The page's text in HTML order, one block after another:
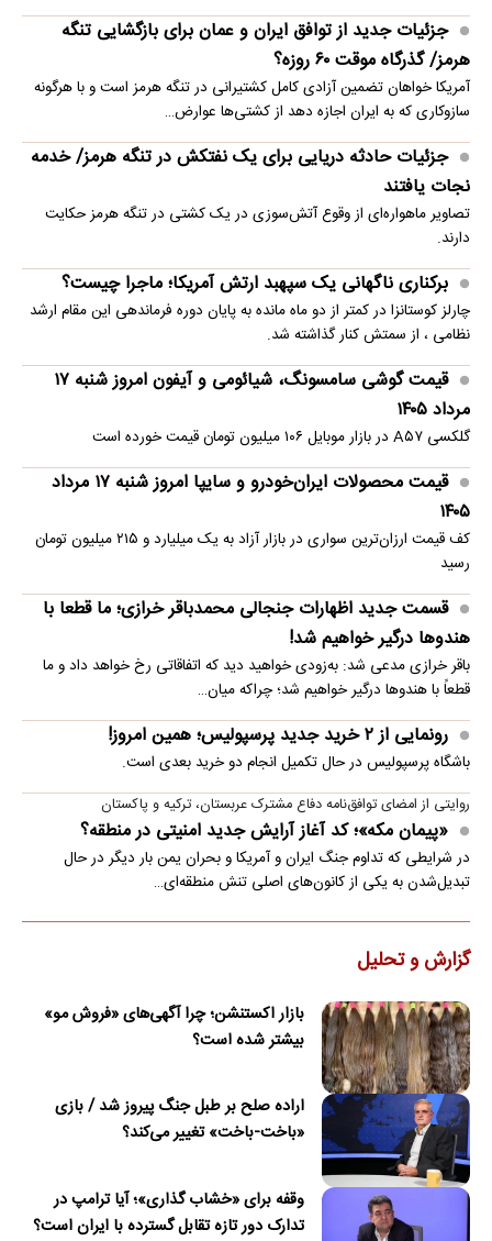
جزئیات جدید از توافق ایران و عمان برای بازگشایی تنگه
هرمز/ گذرگاه موقت ۶۰ روزه؟
آمریکا خواهان تضمین آزادی کامل کشتیرانی در تنگه هرمز است و با هرگونه
سازوکاری که به ایران اجازه دهد از کشتی‌ها عوارض…
جزئیات حادثه دریایی برای یک نفتکش در تنگه هرمز/ خدمه
نجات یافتند
تصاویر ماهو‌اره‌ای از وقوع آتش‌سوزی در یک کشتی در تنگه هرمز حکایت
دارند.
برکناری ناگهانی یک سپهبد ارتش آمریکا؛ ماجرا چیست؟
چارلز کوستانزا در کمتر از دو ماه مانده به پایان دوره فرماندهی این مقام ارشد
نظامی ، از سمتش کنار گذاشته شد.
قیمت گوشی سامسونگ، شیائومی و آیفون امروز شنبه ۱۷
مرداد ۱۴۰۵
گلکسی A۵۷ در بازار موبایل ۱۰۶ میلیون تومان قیمت خورده است
قیمت محصولات ایران‌خودرو و سایپا امروز شنبه ۱۷ مرداد
۱۴۰۵
کف قیمت ارزان‌ترین سواری در بازار آزاد به یک میلیارد و ۲۱۵ میلیون تومان
رسید
قسمت جدید اظهارات جنجالی محمدباقر خرازی؛ ما قطعا با
هندوها درگیر خواهیم شد!
باقر خرازی مدعی شد: به‌زودی خواهید دید که اتفاقاتی رخ خواهد داد و ما
قطعاً با هندوها درگیر خواهیم شد؛ چراکه میان…
رونمایی از ۲ خرید جدید پرسپولیس؛ همین امروز!
باشگاه پرسپولیس در حال تکمیل انجام دو خرید بعدی است.
روایتی از امضای توافق‌نامه دفاع مشترک عربستان، ترکیه و پاکستان
«پیمان مکه»؛ کد آغاز آرایش جدید امنیتی در منطقه؟
در شرایطی که تداوم جنگ ایران و آمریکا و بحران یمن بار دیگر در حال
تبدیل‌شدن به یکی از کانون‌های اصلی تنش منطقه‌ای…
گزارش و تحلیل
بازار اکستنشن؛ چرا آگهی‌های «فروش مو»
بیشتر شده است؟
اراده صلح بر طبل جنگ پیروز شد / بازی
«باخت-باخت» تغییر می‌کند؟
وقفه برای «خشاب گذاری»؛ آیا ترامپ در
تدارک دور تازه تقابل گسترده با ایران است؟